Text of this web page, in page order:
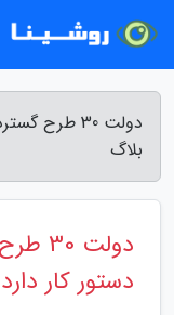
دولت 30
بلاگ
دستور کار دارد